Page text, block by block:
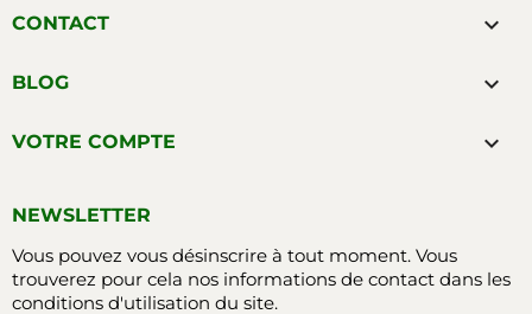
CONTACT 
BLOG 
VOTRE COMPTE 
NEWSLETTER
Vous pouvez vous désinscrire à tout moment. Vous
trouverez pour cela nos informations de contact dans les
conditions d'utilisation du site.